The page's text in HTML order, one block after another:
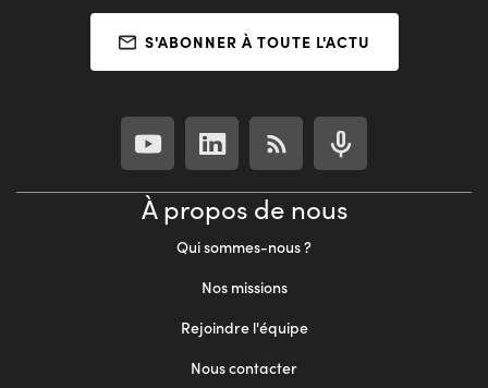
S'ABONNER À TOUTE L'ACTU
À propos de nous
Qui sommes-nous ?
Nos missions
Rejoindre l'équipe
Nous contacter